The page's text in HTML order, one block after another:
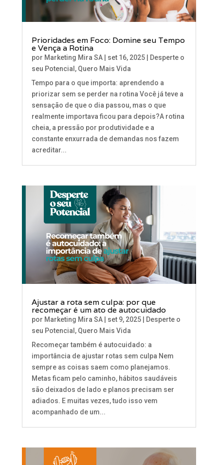
Prioridades em Foco: Domine seu Tempo
e Vença a Rotina
por Marketing Mira SA| set 16, 2025|
Desperte o
seu Potencial , Quero Mais Vida
Tempo para o que importa: aprendendo a
priorizar sem se perder na rotina Você já teve a
sensação de que o dia passou, mas o que
realmente importava ficou para depois?A rotina
cheia, a pressão por produtividade e a
constante enxurrada de demandas nos fazem
acreditar...
Ajustar a rota sem culpa: por que
recomeçar é um ato de autocuidado
por Marketing Mira SA| set 9, 2025| Desperte o
seu Potencial, Quero Mais Vida
Recomeçar também é autocuidado: a
importância de ajustar rotas sem culpa Nem
sempre as coisas saem como planejamos.
Metas ficam pelo caminho, hábitos saudáveis
são deixados de lado e planos precisam ser
adiados. E muitas vezes, tudo isso vem
acompanhado de um...